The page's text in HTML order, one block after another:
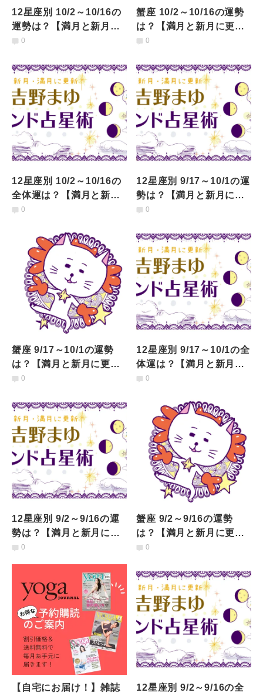
12星座別 10/2～10/16の
運勢は？【満月と新月に
更新！インド占星術】
0
蟹座 10/2～10/16の運勢
は？【満月と新月に更
新！インド占星術】
0
12星座別 10/2～10/16の
全体運は？【満月と新月
に更新！インド占星術】
0
12星座別 9/17～10/1の運
勢は？【満月と新月に更
新！インド占星術】
0
蟹座 9/17～10/1の運勢
は？【満月と新月に更
新！インド占星術】
0
12星座別 9/17～10/1の全
体運は？【満月と新月に
更新！インド占星術】
0
12星座別 9/2～9/16の運
勢は？【満月と新月に更
新！インド占星術】
0
蟹座 9/2～9/16の運勢
は？【満月と新月に更
新！インド占星術】
0
【自宅にお届け！】雑誌 12星座別 9/2～9/16の全